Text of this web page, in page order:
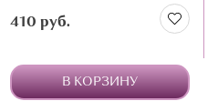
410 руб.
В КОРЗИНУ